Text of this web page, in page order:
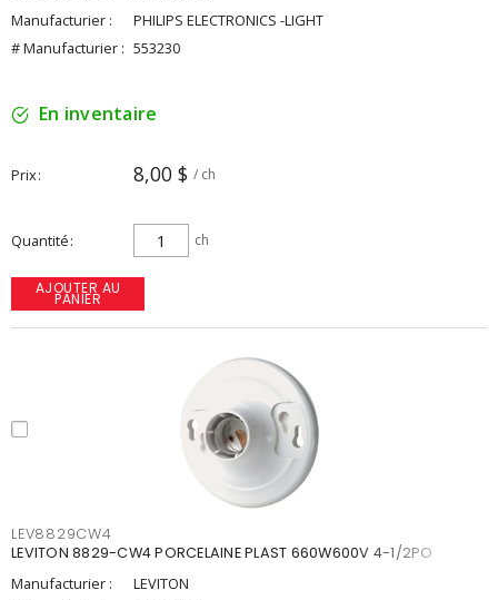
Manufacturier :
PHILIPS ELECTRONICS -LIGHT
# Manufacturier : 553230
En inventaire
Prix 8,00 $ / ch
Quantité ch
AJOUTER AU
PANIER
LEV8829CW4
LEVITON 8829-CW4 PORCELAINE PLAST 660W600V 4-1/2PO
Manufacturier :
LEVITON